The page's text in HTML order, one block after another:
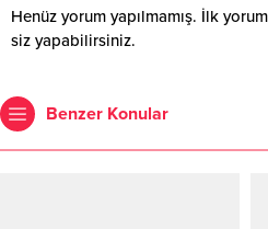
Henüz yorum yapılmamış. İlk
siz yapabilirsiniz.
Benzer Konular